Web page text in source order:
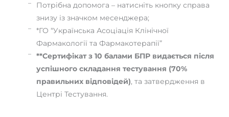
Потрібна допомога – натисніть кнопку справа
знизу із значком месенджера;
*ГО “Українська Асоціація Клінічної
Фармакології та Фармакотерапії”
**Сертифікат з 10 балами БПР видається після
успішного складання тестування (70%
правильних відповідей), та затвердження в
Центрі Тестування.